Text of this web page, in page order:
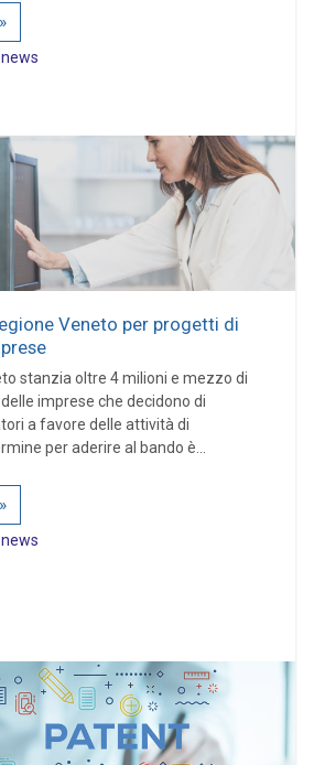
news
Veneto per progetti di
stanzia oltre 4 milioni e mezzo di
imprese che decidono di
a favore delle attività di
per aderire al bando è...
news